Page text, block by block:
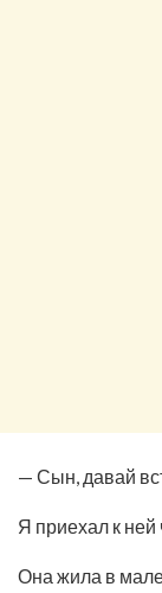
— Сын, давай
Я приехал к ней
Она жила в